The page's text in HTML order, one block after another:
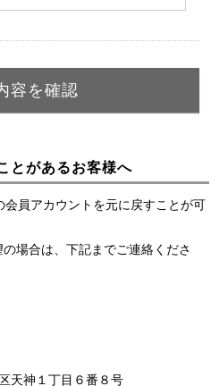
とがあるお客様へ
員アカウントを元に戻すことが可
場合は、下記までご連絡くださ
天神１丁目６番８号